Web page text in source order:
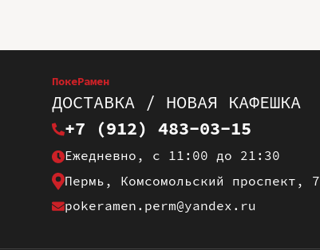
ПокеРамен
ДОСТАВКА / НОВАЯ КАФЕШКА
+7 (912) 483-03-15
Ежедневно, с 11:00 до 21:30
Пермь, Комсомольский проспект, 7
pokeramen.perm@yandex.ru